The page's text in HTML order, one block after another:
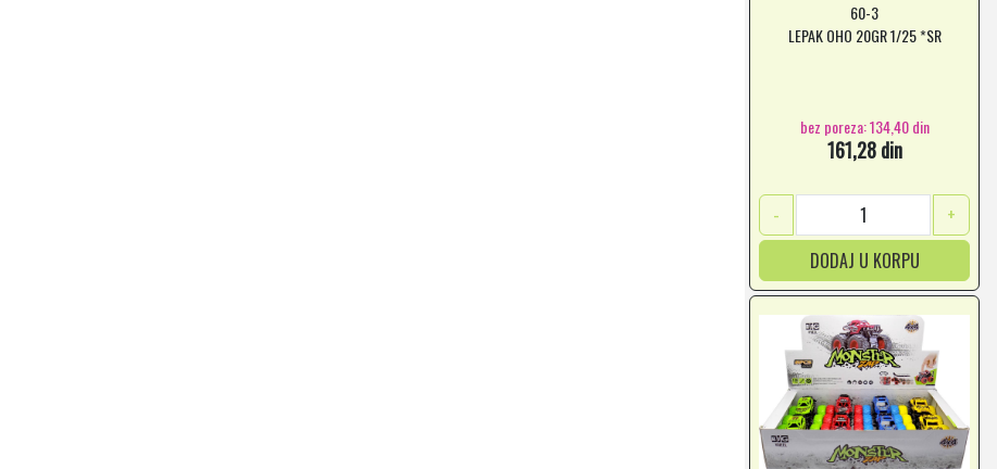
60-3
LEPAK OHO 20GR 1/25 *SR
bez poreza: 134,40 din
161,28 din
-
+
DODAJ U KORPU